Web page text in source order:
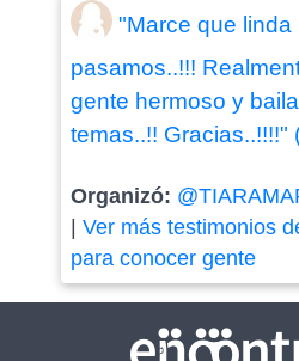
"Marce que linda
pasamos..!!!
gente hermoso y
temas..!! Gracias..!!!!"
Organizó:
Ver más testimonios
para conocer gente